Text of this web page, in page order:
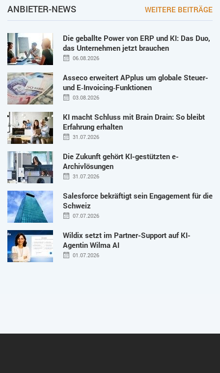
ANBIETER-NEWS WEITERE BEITRÄGE
Die geballte Power von ERP und KI: Das Duo,
das Unternehmen jetzt brauchen
06.08.2026
Asseco erweitert APplus um globale Steuer-
und E‑Invoicing‑Funktionen
03.08.2026
KI macht Schluss mit Brain Drain: So bleibt
Erfahrung erhalten
31.07.2026
Die Zukunft gehört KI-gestützten e-
Archivlösungen
31.07.2026
Salesforce bekräftigt sein Engagement für die
Schweiz
07.07.2026
Wildix setzt im Partner-Support auf KI-
Agentin Wilma AI
01.07.2026